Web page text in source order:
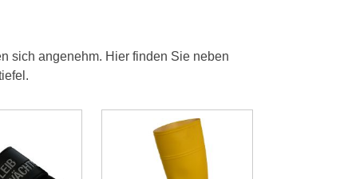
sich angenehm. Hier finden Sie neben